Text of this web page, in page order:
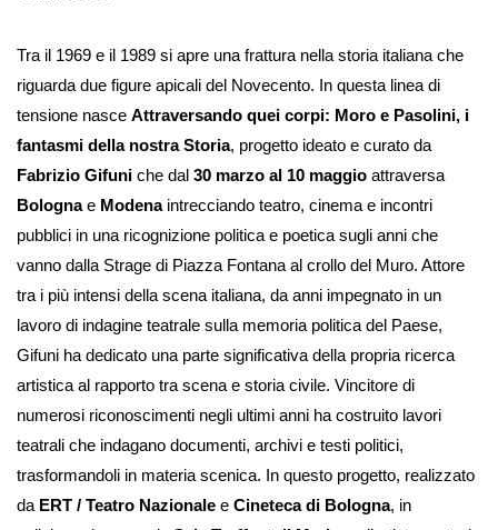
Tra il 1969 e il 1989 si apre una frattura nella storia italiana che
riguarda due figure apicali del Novecento. In questa linea di
tensione nasce Attraversando quei corpi: Moro e Pasolini, i
fantasmi della nostra Storia, progetto ideato e curato da
Fabrizio Gifuni che dal 30 marzo al 10 maggio attraversa
Bolognae Modenaintrecciando teatro, cinema e incontri
pubblici in una ricognizione politica e poetica sugli anni che
vanno dalla Strage di Piazza Fontana al crollo del Muro. Attore
tra i più intensi della scena italiana, da anni impegnato in un
lavoro di indagine teatrale sulla memoria politica del Paese,
Gifuni ha dedicato una parte significativa della propria ricerca
artistica al rapporto tra scena e storia civile. Vincitore di
numerosi riconoscimenti negli ultimi anni ha costruito lavori
teatrali che indagano documenti, archivi e testi politici,
trasformandoli in materia scenica. In questo progetto, realizzato
da ERT / Teatro Nazionale e Cineteca di Bologna, in